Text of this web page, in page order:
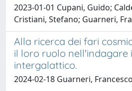
2023-01-01 Cupani, Guido;
Cristiani, Stefano; Guarneri,
Alla ricerca dei fari
il loro ruolo nell'indagare
intergalattico.
2024-02-18 Guarneri, Francesco